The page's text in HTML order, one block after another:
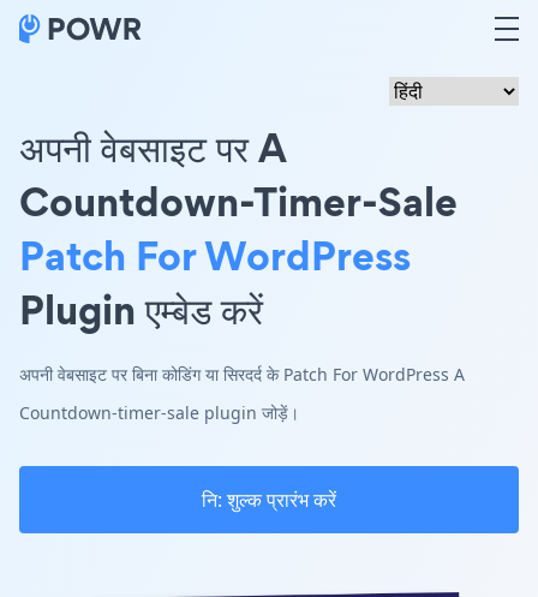
अपनी वेबसाइट पर A
Countdown-Timer-Sale
Patch For WordPress
Plugin एम्बेड करें
अपनी वेबसाइट पर बिना कोडिंग या सिरदर्द के Patch For WordPress A
Countdown-timer-sale plugin जोड़ें।
नि: शुल्क प्रारंभ करें